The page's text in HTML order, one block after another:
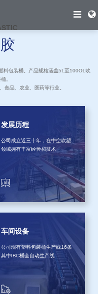
料包装桶。产品规格涵盖5L至100OL吹
。
食品、农业、医药等行业。
发展历程
公司成立近三十年，在中空吹塑
领域拥有丰富经验和技术
车间设备
公司现有塑料包装桶生产线16条
其中IBC桶全自动生产线